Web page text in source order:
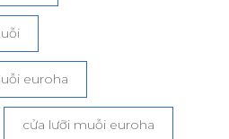
euroha
cửa lưỡi muỗi euroha